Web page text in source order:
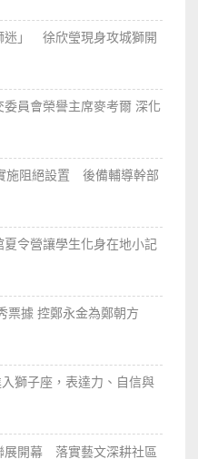
迷」 徐欣瑩現身攻城獅開
員會榮譽主席麥考爾 深化
施阻絕設置 後備輔導幹部
令營讓學生化身在地小記
票據 控鄭永金為鄭朝方
獅子座，表達力、自信與
展開幕 落實藝文深耕社區